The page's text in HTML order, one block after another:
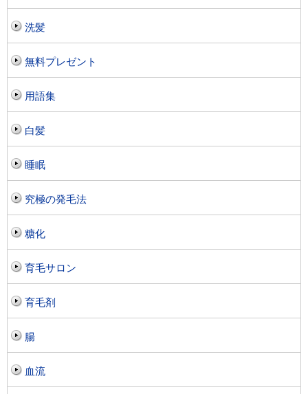
洗髪
無料プレゼント
用語集
白髪
睡眠
究極の発毛法
糖化
育毛サロン
育毛剤
腸
血流